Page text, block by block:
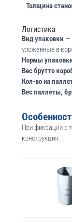
Толщина
Логистика
Вид упаковки —
уложенные в
Нормы
Вес брутто
Кол-во на
Вес паллеты,
При фиксации с
конструкции.